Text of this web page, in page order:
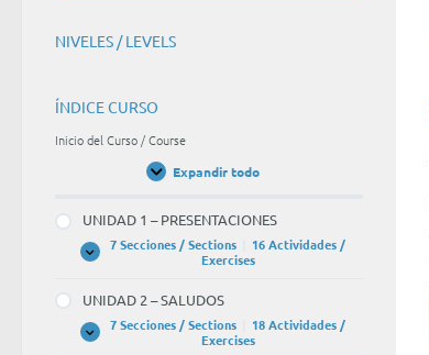
NIVELES / LEVELS
ÍNDICE CURSO
Inicio del Curso / Course
Expandir todo
Unidades
UNIDAD 1 – PRESENTACIONES
Expandir
UNIDAD
PRESENTACIONES
7 Secciones / Sections
16 Actividades /
Exercises
UNIDAD 2 – SALUDOS
Expandir
UNIDAD
7 Secciones / Sections
18 Actividades /
Exercises